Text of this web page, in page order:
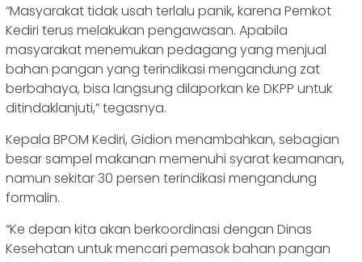
“Masyarakat tidak usah terlalu panik, karena Pemkot
Kediri terus melakukan pengawasan. Apabila
masyarakat menemukan pedagang yang menjual
bahan pangan yang terindikasi mengandung zat
berbahaya, bisa langsung dilaporkan ke DKPP untuk
ditindaklanjuti,” tegasnya.
Kepala BPOM Kediri, Gidion menambahkan, sebagian
besar sampel makanan memenuhi syarat keamanan,
namun sekitar 30 persen terindikasi mengandung
formalin.
“Ke depan kita akan berkoordinasi dengan Dinas
Kesehatan untuk mencari pemasok bahan pangan